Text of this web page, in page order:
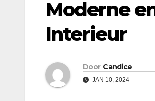
Moderne
Interieur
Door Candice
JAN 10, 2024